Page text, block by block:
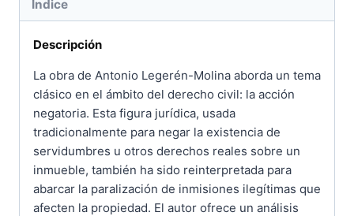
Índice
Descripción
La obra de Antonio Legerén-Molina aborda un tema
clásico en el ámbito del derecho civil: la acción
negatoria. Esta figura jurídica, usada
tradicionalmente para negar la existencia de
servidumbres u otros derechos reales sobre un
inmueble, también ha sido reinterpretada para
abarcar la paralización de inmisiones ilegítimas que
afecten la propiedad. El autor ofrece un análisis